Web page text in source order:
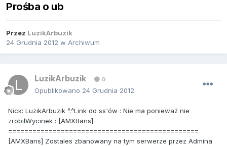
Prośba o ub
Przez LuzikArbuzik
24 Grudnia 2012 w Archiwum
LuzikArbuzik 0
Opublikowano 24 Grudnia 2012
Nick: LuzikArbuzik ^.^Link do ss'ów : Nie ma ponieważ nie
zrobiłWycinek : [AMXBans]
===============================================
[AMXBans] Zostales zbanowany na tym serwerze przez Admina